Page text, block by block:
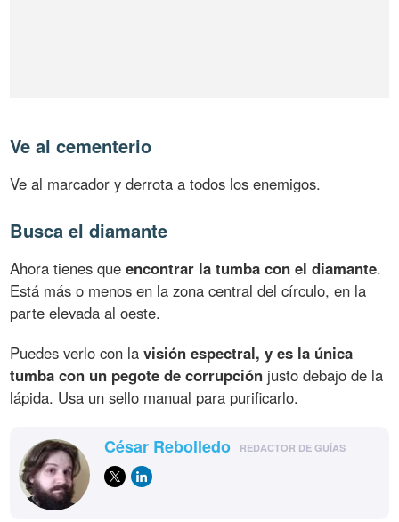
Ve al cementerio
Ve al marcador y derrota a todos los enemigos.
Busca el diamante
Ahora tienes queencontrar la tumba con el diamante.
Está más o menos en la zona central del círculo, en la
parte elevada al oeste.
Puedes verlo con lavisión espectral, y es la única
tumba con un pegote de corrupción justo debajo de la
lápida. Usa un sello manual para purificarlo.
César Rebolledo REDACTOR DE GUÍAS